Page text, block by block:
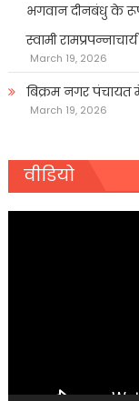
भगवान दीनबंधु के
स्वामी रामप्रपन्नाचार्य
March 19, 2026
बिक्रम नगर पंचायत
March 19, 2026
वीडियो